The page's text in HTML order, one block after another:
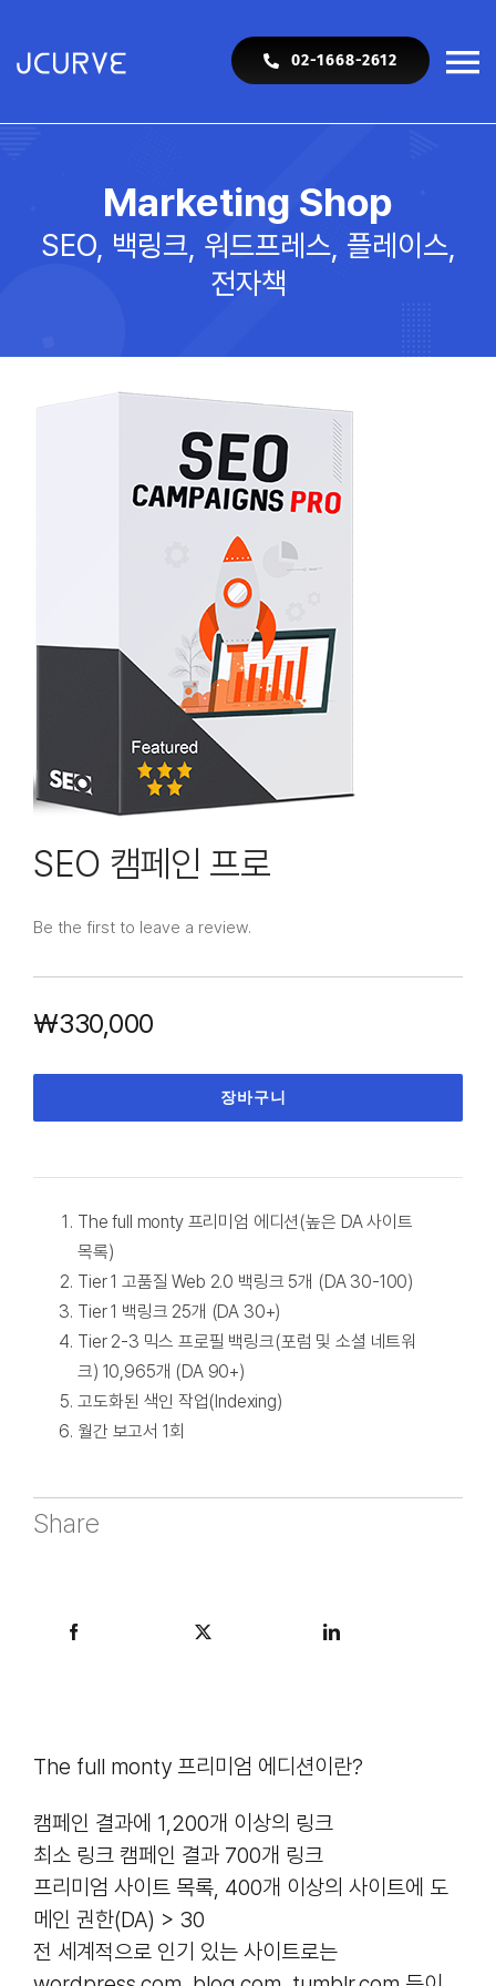
content
02-1668-2612
Marketing Shop
SEO, 백링크, 워드프레스, 플레이스,
전자책
SEO 캠페인 프로
Be the first to leave a review.
₩330,000
장바구니
The full monty 프리미엄 에디션(높은 DA 사이트
목록)
Tier 1 고품질 Web 2.0 백링크 5개 (DA 30-100)
Tier 1 백링크 25개 (DA 30+)
Tier 2-3 믹스 프로필 백링크(포럼 및 소셜 네트워
크) 10,965개 (DA 90+)
고도화된 색인 작업(Indexing)
월간 보고서 1회
Share
The full monty 프리미엄 에디션이란?
캠페인 결과에 1,200개 이상의 링크
최소 링크 캠페인 결과 700개 링크
프리미엄 사이트 목록, 400개 이상의 사이트에 도
메인 권한(DA) > 30
전 세계적으로 인기 있는 사이트로는